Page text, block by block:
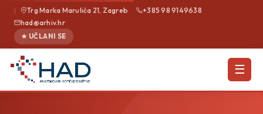
| Trg Marka Marulića 21, Zagreb
+385 98 9149638
had@arhiv.hr
★ UČLANI SE
☰